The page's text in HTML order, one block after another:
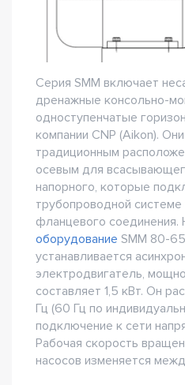
Серия SMM включает
дренажные консольно-
одноступенчатые
компании CNP (Aikon).
традиционным
осевым для
напорного, которые
трубопроводной
фланцевого соединения.
оборудование SMM 80-
устанавливается
электродвигатель,
составляет 1,5 кВт. Он
Гц (60 Гц по
подключение к сети
Рабочая скорость
насосов изменяется